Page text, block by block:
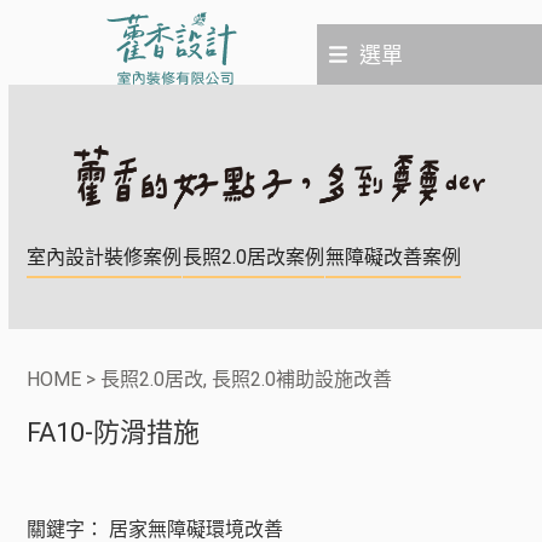
選單
室內設計裝修案例 長照2.0居改案例 無障礙改善案例
HOME >長照2.0居改,長照2.0補助設施改善
FA10-防滑措施
關鍵字： 居家無障礙環境改善